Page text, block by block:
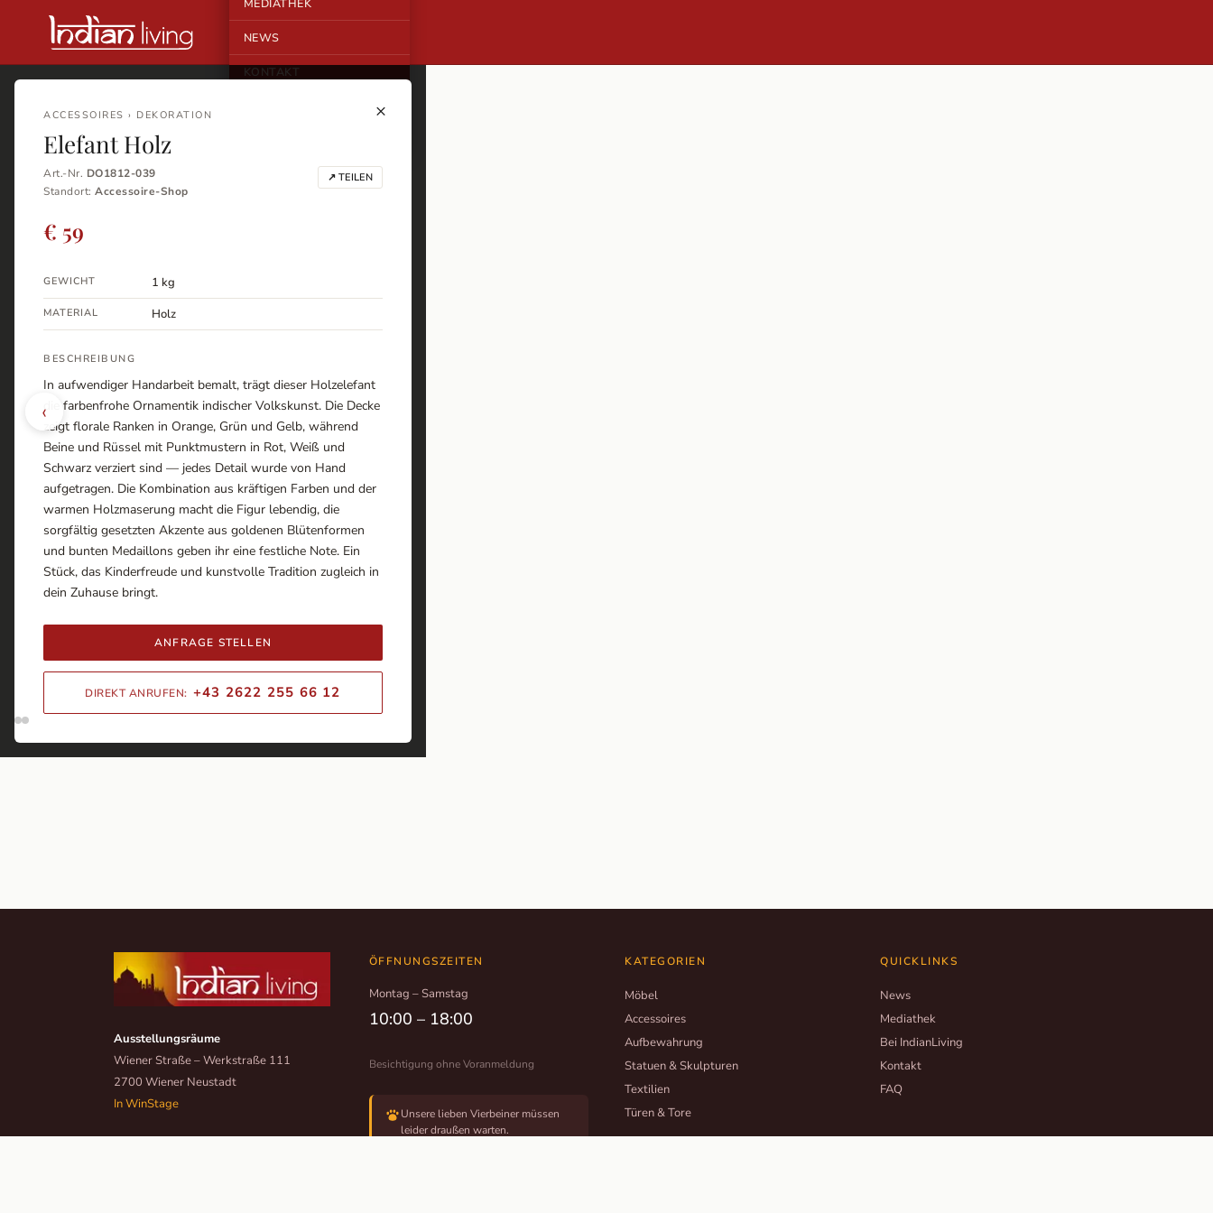
MEDIATHEK
NEWS
KONTAKT
×
‹
ACCESSOIRES › DEKORATION
Elefant Holz
Art.-Nr. DO1812-039
Standort: Accessoire-Shop
↗ TEILEN
€ 59
GEWICHT 1 kg
MATERIAL Holz
BESCHREIBUNG
In aufwendiger Handarbeit bemalt, trägt dieser Holzelefant
die farbenfrohe Ornamentik indischer Volkskunst. Die Decke
zeigt florale Ranken in Orange, Grün und Gelb, während
Beine und Rüssel mit Punktmustern in Rot, Weiß und
Schwarz verziert sind — jedes Detail wurde von Hand
aufgetragen. Die Kombination aus kräftigen Farben und der
warmen Holzmaserung macht die Figur lebendig, die
sorgfältig gesetzten Akzente aus goldenen Blütenformen
und bunten Medaillons geben ihr eine festliche Note. Ein
Stück, das Kinderfreude und kunstvolle Tradition zugleich in
dein Zuhause bringt.
ANFRAGE STELLEN
DIREKT ANRUFEN: +43 2622 255 66 12
Ausstellungsräume
Wiener Straße – Werkstraße 111
2700 Wiener Neustadt
In WinStage
ÖFFNUNGSZEITEN
Montag – Samstag
10:00 – 18:00
Besichtigung ohne Voranmeldung
Unsere lieben Vierbeiner müssen
leider draußen warten.
KATEGORIEN
Möbel
Accessoires
Aufbewahrung
Statuen & Skulpturen
Textilien
Türen & Tore
QUICKLINKS
News
Mediathek
Bei IndianLiving
Kontakt
FAQ